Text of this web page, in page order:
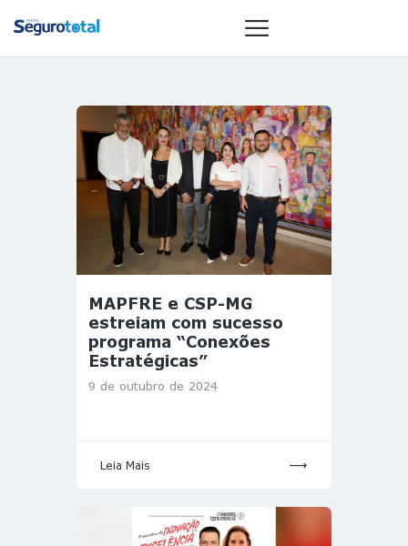
NOTÍCIAS
REVISTA
ESPECIAIS
GAIVOTA DE
OURO
ST SUMMIT
GESTORAS
HOMEST
HOME
MAPFRE e CSP-MG
estreiam com sucesso
programa “Conexões
Estratégicas”
9 de outubro de 2024
Leia Mais